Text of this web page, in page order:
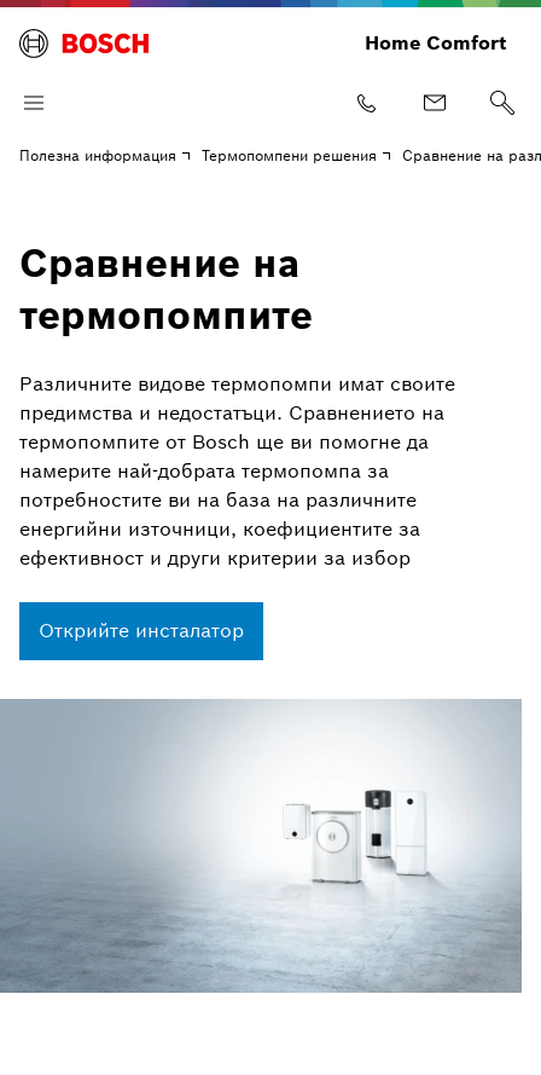
Home Comfort
Полезна информация Термопомпени решения Сравнение на
Сравнение на
термопомпите
Различните видове термопомпи имат своите
предимства и недостатъци. Сравнението на
термопомпите от Bosch ще ви помогне да
намерите най-добрата термопомпа за
потребностите ви на база на различните
енергийни източници, коефициентите за
ефективност и други критерии за избор
Открийте инсталатор